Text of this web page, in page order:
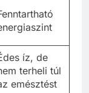
íz, de
terheli túl
emésztést